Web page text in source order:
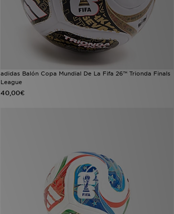
adidas Balón Copa Mundial De La Fifa 26™ Trionda Finals
League
40,00€